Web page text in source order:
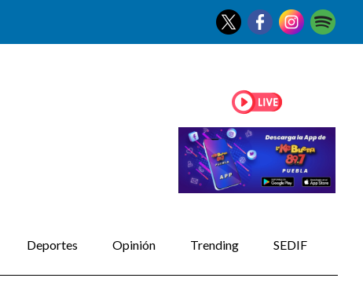
Deportes Opinión Trending SEDIF